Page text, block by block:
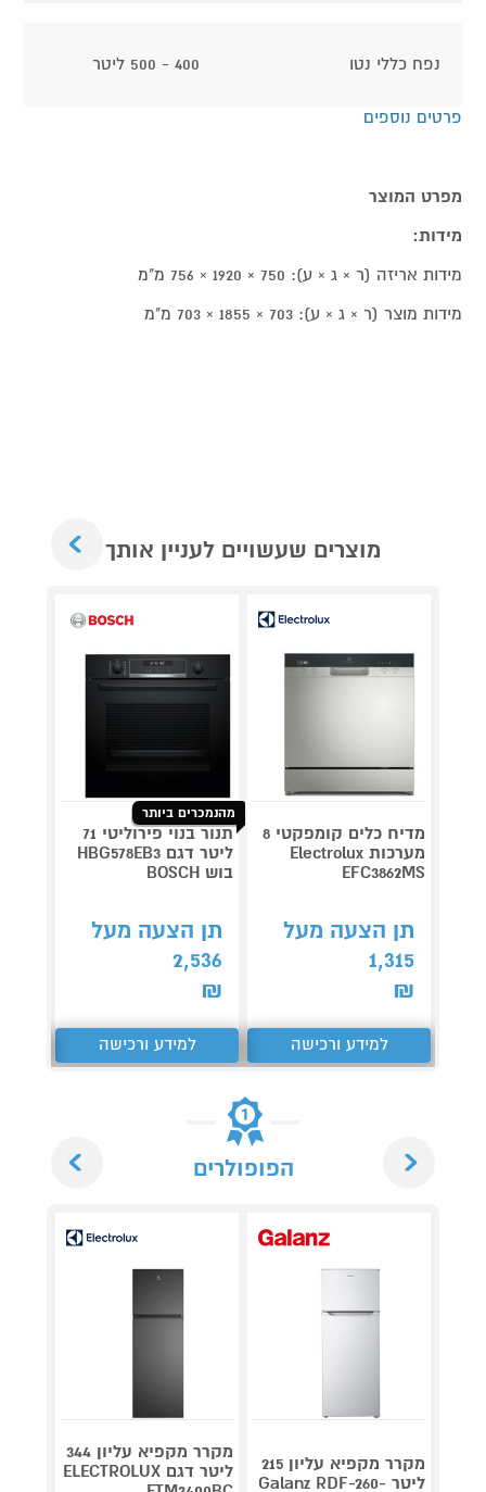
נפח כללי נטו 400 - 500 ליטר
פרטים נוספים
מפרט המוצר
מידות:
מידות אריזה (ר × ג × ע): 750 × 1920 × 756 מ"מ
מידות מוצר (ר × ג × ע): 703 × 1855 × 703 מ"מ
מוצרים שעשויים לעניין אותך
מדיח כלים קומפקטי 8
מערכות Electrolux
EFC3862MS
תן הצעה מעל
1,315
₪
למידע ורכישה
מהנמכרים ביותר
תנור בנוי פירוליטי 71
ליטר דגם HBG578EB3
בוש BOSCH
תן הצעה מעל
2,536
₪
למידע ורכישה
הפופולרים
מקרר מקפיא עליון 215
ליטר Galanz RDF-260-
מקרר מקפיא עליון 344
ליטר דגם ELECTROLUX